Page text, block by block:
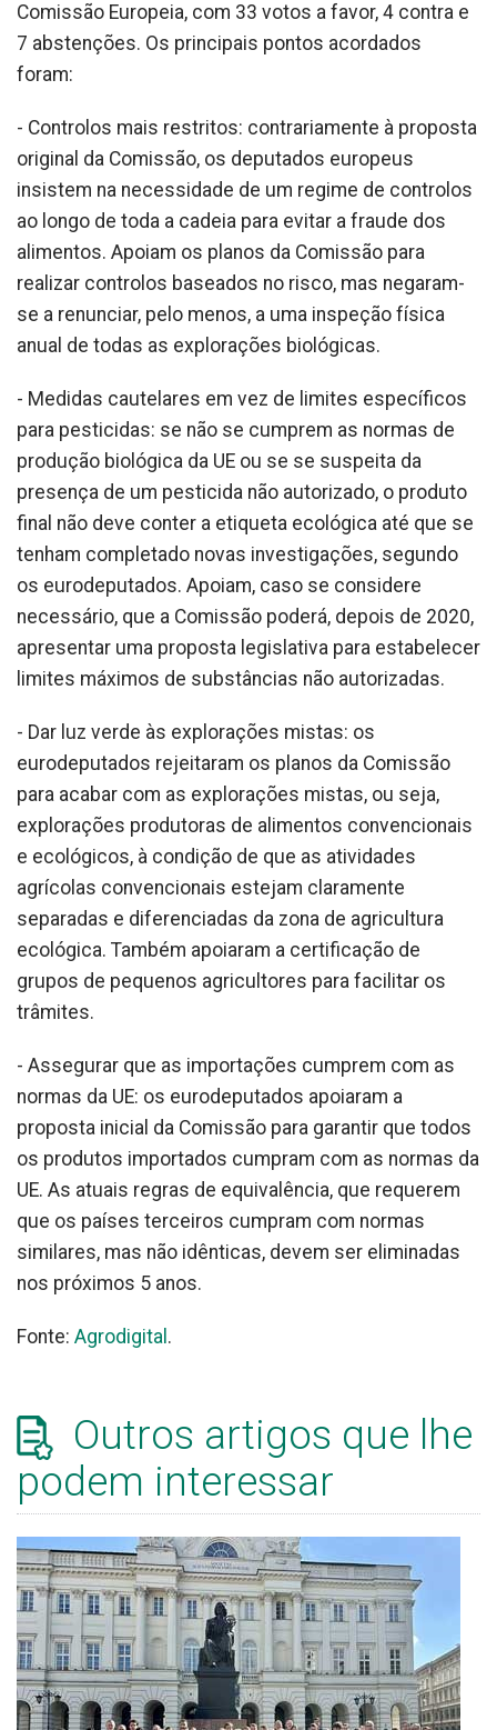
Comissão Europeia, com 33 votos a favor, 4 contra e
7 abstenções. Os principais pontos acordados
foram:
- Controlos mais restritos: contrariamente à proposta
original da Comissão, os deputados europeus
insistem na necessidade de um regime de controlos
ao longo de toda a cadeia para evitar a fraude dos
alimentos. Apoiam os planos da Comissão para
realizar controlos baseados no risco, mas negaram-
se a renunciar, pelo menos, a uma inspeção física
anual de todas as explorações biológicas.
- Medidas cautelares em vez de limites específicos
para pesticidas: se não se cumprem as normas de
produção biológica da UE ou se se suspeita da
presença de um pesticida não autorizado, o produto
final não deve conter a etiqueta ecológica até que se
tenham completado novas investigações, segundo
os eurodeputados. Apoiam, caso se considere
necessário, que a Comissão poderá, depois de 2020,
apresentar uma proposta legislativa para estabelecer
limites máximos de substâncias não autorizadas.
- Dar luz verde às explorações mistas: os
eurodeputados rejeitaram os planos da Comissão
para acabar com as explorações mistas, ou seja,
explorações produtoras de alimentos convencionais
e ecológicos, à condição de que as atividades
agrícolas convencionais estejam claramente
separadas e diferenciadas da zona de agricultura
ecológica. Também apoiaram a certificação de
grupos de pequenos agricultores para facilitar os
trâmites.
- Assegurar que as importações cumprem com as
normas da UE: os eurodeputados apoiaram a
proposta inicial da Comissão para garantir que todos
os produtos importados cumpram com as normas da
UE. As atuais regras de equivalência, que requerem
que os países terceiros cumpram com normas
similares, mas não idênticas, devem ser eliminadas
nos próximos 5 anos.
Fonte: Agrodigital .
Outros artigos que lhe
podem interessar